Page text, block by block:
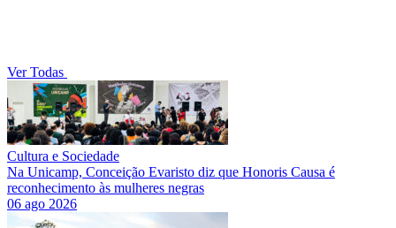
Ver Todas
Cultura e Sociedade
Na Unicamp, Conceição Evaristo diz que Honoris Causa é
reconhecimento às mulheres negras
06 ago 2026